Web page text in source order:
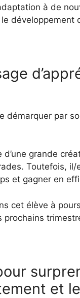
à de
développement
démarquer par
d’une grande
Toutefois,
et gagner en
cet élève à
prochains
et